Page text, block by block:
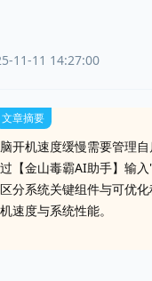
11-11 14:27:00
文章摘要
开机速度缓慢需要管理
【金山毒霸AI助手】输
分系统关键组件与可优
速度与系统性能。